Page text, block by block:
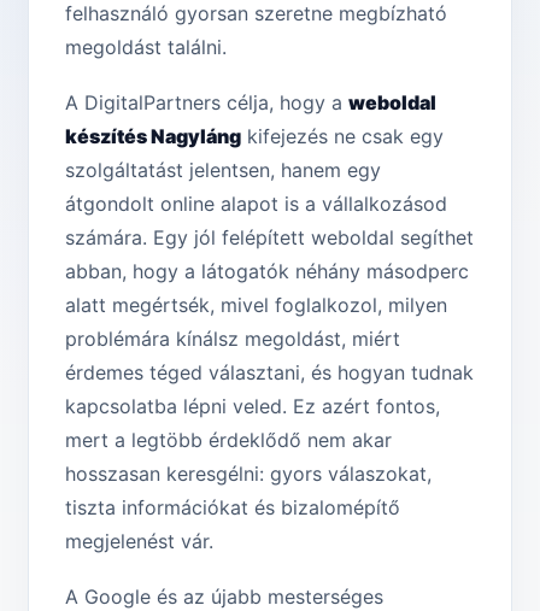
felhasználó gyorsan szeretne megbízható
megoldást találni.
A DigitalPartners célja, hogy a weboldal
készítés Nagyláng kifejezés ne csak egy
szolgáltatást jelentsen, hanem egy
átgondolt online alapot is a vállalkozásod
számára. Egy jól felépített weboldal segíthet
abban, hogy a látogatók néhány másodperc
alatt megértsék, mivel foglalkozol, milyen
problémára kínálsz megoldást, miért
érdemes téged választani, és hogyan tudnak
kapcsolatba lépni veled. Ez azért fontos,
mert a legtöbb érdeklődő nem akar
hosszasan keresgélni: gyors válaszokat,
tiszta információkat és bizalomépítő
megjelenést vár.
A Google és az újabb mesterséges